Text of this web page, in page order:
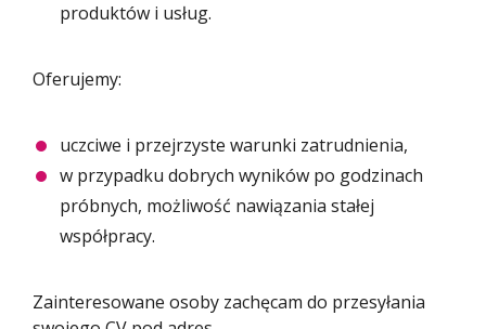
produktów i usług.
Oferujemy:
uczciwe i przejrzyste warunki zatrudnienia,
w przypadku dobrych wyników po godzinach
próbnych, możliwość nawiązania stałej
współpracy.
Zainteresowane osoby zachęcam do przesyłania